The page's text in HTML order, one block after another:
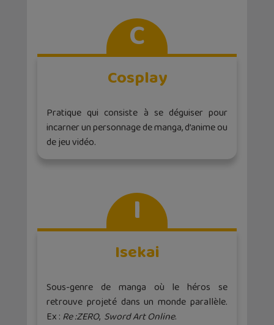
C
Cosplay
Pratique qui consiste à se déguiser pour
incarner un personnage de manga, d’anime ou
de jeu vidéo.
I
Isekai
Sous-genre de manga où le héros se
retrouve projeté dans un monde parallèle.
Ex : Re :ZERO, Sword Art Online.